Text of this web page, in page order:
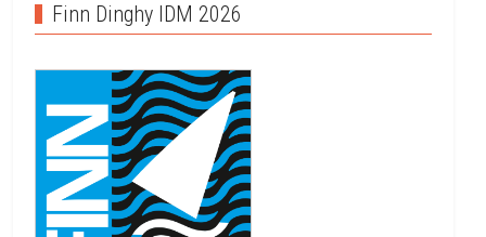
Finn Dinghy IDM 2026